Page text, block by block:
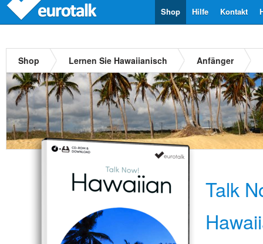
Kontakt
Hilfe
Shop
Shop Lernen Sie Hawaiianisch Anfänger
Talk